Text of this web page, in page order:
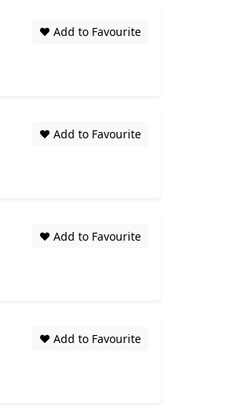
❤️ Add to Favourite
❤️ Add to Favourite
❤️ Add to Favourite
❤️ Add to Favourite